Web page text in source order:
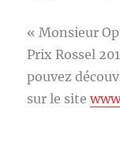
« Monsieur
Prix Rossel
pouvez
sur le site